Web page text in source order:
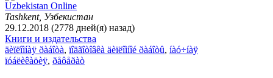
Uzbekistan Online
Tashkent, Узбекистан
29.12.2018 (2778 дней(я) назад)
Книги и издательства
äèïëîìíàÿ ðàáîòà, ïîäãîòîâêà äèïëîìíîé ðàáîòû, íàó÷íàÿ
ïóáëèêàöèÿ, ðåôåðàò